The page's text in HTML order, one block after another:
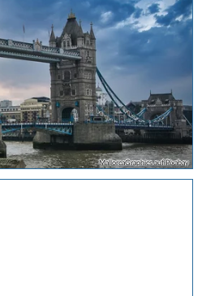
MallorcaGraphics auf Pixabay